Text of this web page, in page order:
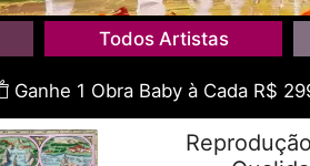
Todos Artistas
Ganhe 1 Obra Baby à Cada R$